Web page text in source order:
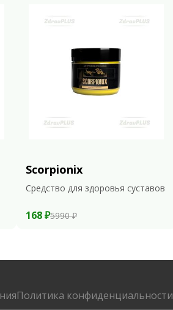
Scorpionix
Средство для здоровья суставов
168 ₽5990 ₽
Политика конфиденциальности